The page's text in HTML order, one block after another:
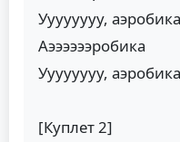
Уууууууу, аэробика
Аээээээробика
Уууууууу, аэробика
[Куплет 2]